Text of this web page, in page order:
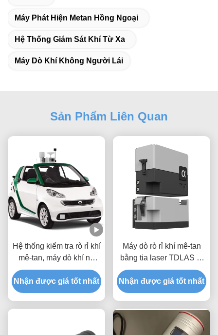
Máy Phát Hiện Metan Hồng Ngoại
Hệ Thống Giám Sát Khí Từ Xa
Máy Dò Khí Không Người Lái
Sản Phẩm Liên Quan
Hệ thống kiểm tra rò rỉ khí
mê-tan, máy dò khí nổ
dựa trên xe TDLAS
Nhận được giá tốt nhất
Máy dò rò rỉ khí mê-tan
bằng tia laser TDLAS di
động G20V dựa trên xe
Nhận được giá tốt nhất